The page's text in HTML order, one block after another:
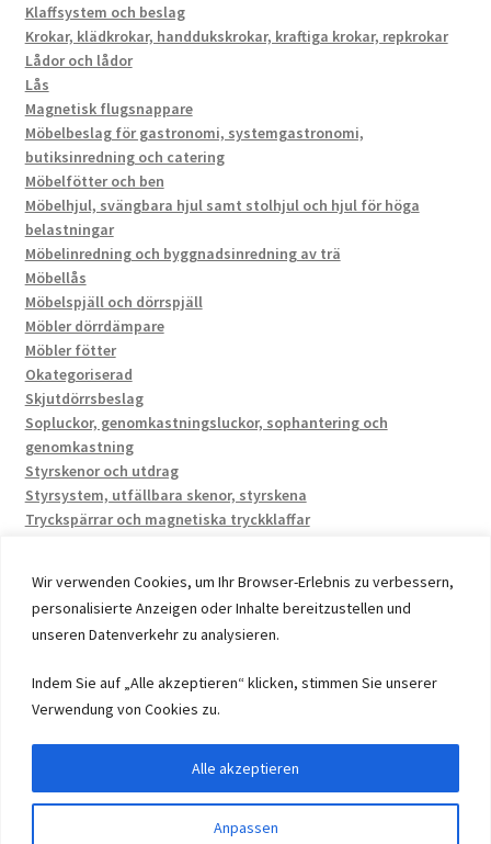
Wir verwenden Cookies, um Ihr Browser-Erlebnis zu verbessern,
personalisierte Anzeigen oder Inhalte bereitzustellen und
unseren Datenverkehr zu analysieren.
Indem Sie auf „Alle akzeptieren“ klicken, stimmen Sie unserer
Verwendung von Cookies zu.
Anpassen
Alle akzeptieren
Klaffsystem och beslag
Krokar, klädkrokar, handdukskrokar, kraftiga krokar, repkrokar
Lådor och lådor
Lås
Magnetisk flugsnappare
Möbelbeslag för gastronomi, systemgastronomi,
butiksinredning och catering
Möbelfötter och ben
Möbelhjul, svängbara hjul samt stolhjul och hjul för höga
belastningar
Möbelinredning och byggnadsinredning av trä
Möbellås
Möbelspjäll och dörrspjäll
Möbler dörrdämpare
Möbler fötter
Okategoriserad
Skjutdörrsbeslag
Sopluckor, genomkastningsluckor, sophantering och
genomkastning
Styrskenor och utdrag
Styrsystem, utfällbara skenor, styrskena
Tryckspärrar och magnetiska tryckklaffar
© 2026 by UMAXO Germany, member of the ERUON Group.
High quality Fittings, mechanical Components and